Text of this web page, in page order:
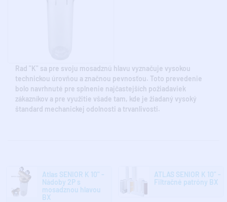
Rad "K" sa pre svoju mosadznú hlavu vyznačuje vysokou
technickou úrovňou a značnou pevnosťou. Toto prevedenie
bolo navrhnuté pre splnenie najčastejších požiadaviek
zákazníkov a pre využitie všade tam, kde je žiadaný vysoký
štandard mechanickej odolnosti a trvanlivosti.
Atlas SENIOR K 10" -
Nádoby 2P s
mosadznou hlavou
BX
ATLAS SENIOR K 10" -
Filtračné patróny BX